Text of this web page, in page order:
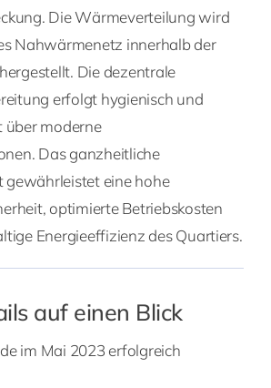
Die Wärmeverteilung wird
Nahwärmenetz innerhalb der
Die dezentrale
erfolgt hygienisch und
über moderne
Das ganzheitliche
gewährleistet eine hohe
optimierte Betriebskosten
Energieeffizienz des Quartiers.
auf einen Blick
im Mai 2023 erfolgreich